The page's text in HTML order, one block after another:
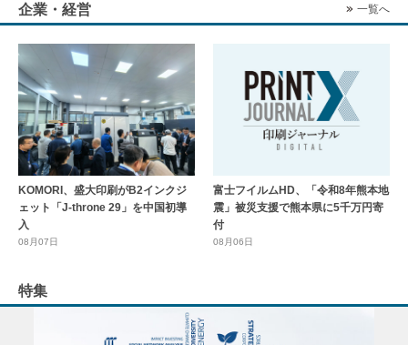
企業・経営 一覧へ
KOMORI、盛大印刷がB2インクジ
ェット「J-throne 29」を中国初導
入
08月07日
富士フイルムHD、「令和8年熊本地
震」被災支援で熊本県に5千万円寄
付
08月06日
特集